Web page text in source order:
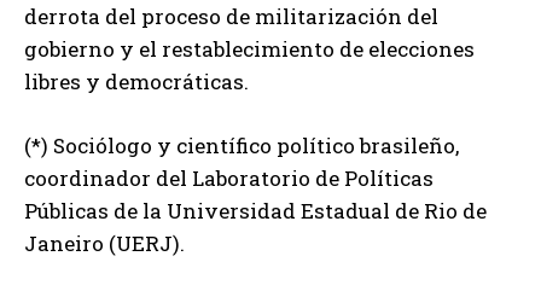
derrota del proceso de militarización del
gobierno y el restablecimiento de elecciones
libres y democráticas.
(*) Sociólogo y científico político brasileño,
coordinador del Laboratorio de Políticas
Públicas de la Universidad Estadual de Rio de
Janeiro (UERJ).